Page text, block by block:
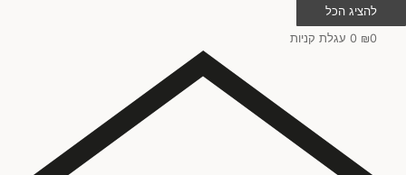
להציג הכל
₪0
0 עגלת קניות